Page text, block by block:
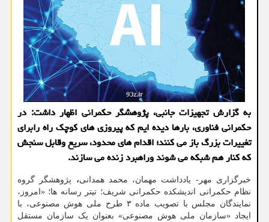
به گزارش تجهیزات جانبی، پژوهشگر حکمرانی اظهار داشت: در
حکمرانی فناوری، بارها دیده ایم که پیروزی های کوچک راه رابرای
تغییرات بزرگ باز می کنند؛ اقدام های محدود، سریع وقابل سنجش
که کنار هم شبکه می شوند وراهبرد زنده می سازند.
خبرگزاری مهر- یادداشت مهمان، محمد همدانی، پژوهشگر گروه
نظام حکمرانی اندیشکده حکمرانی شریف؛ تیتر رسانه ها؛ «امروز،
نمایندگان مجلس با تصویب ماده ۳ طرح ملی هوش مصنوعی، با
ایجاد «سازمان ملی هوش مصنوعی» بعنوان یک سازمان مستقل